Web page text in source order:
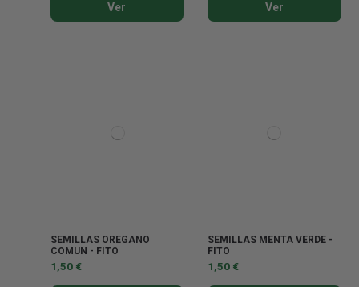
Ver Ver
SEMILLAS OREGANO
COMUN - FITO
1,50 €
SEMILLAS MENTA VERDE -
FITO
1,50 €